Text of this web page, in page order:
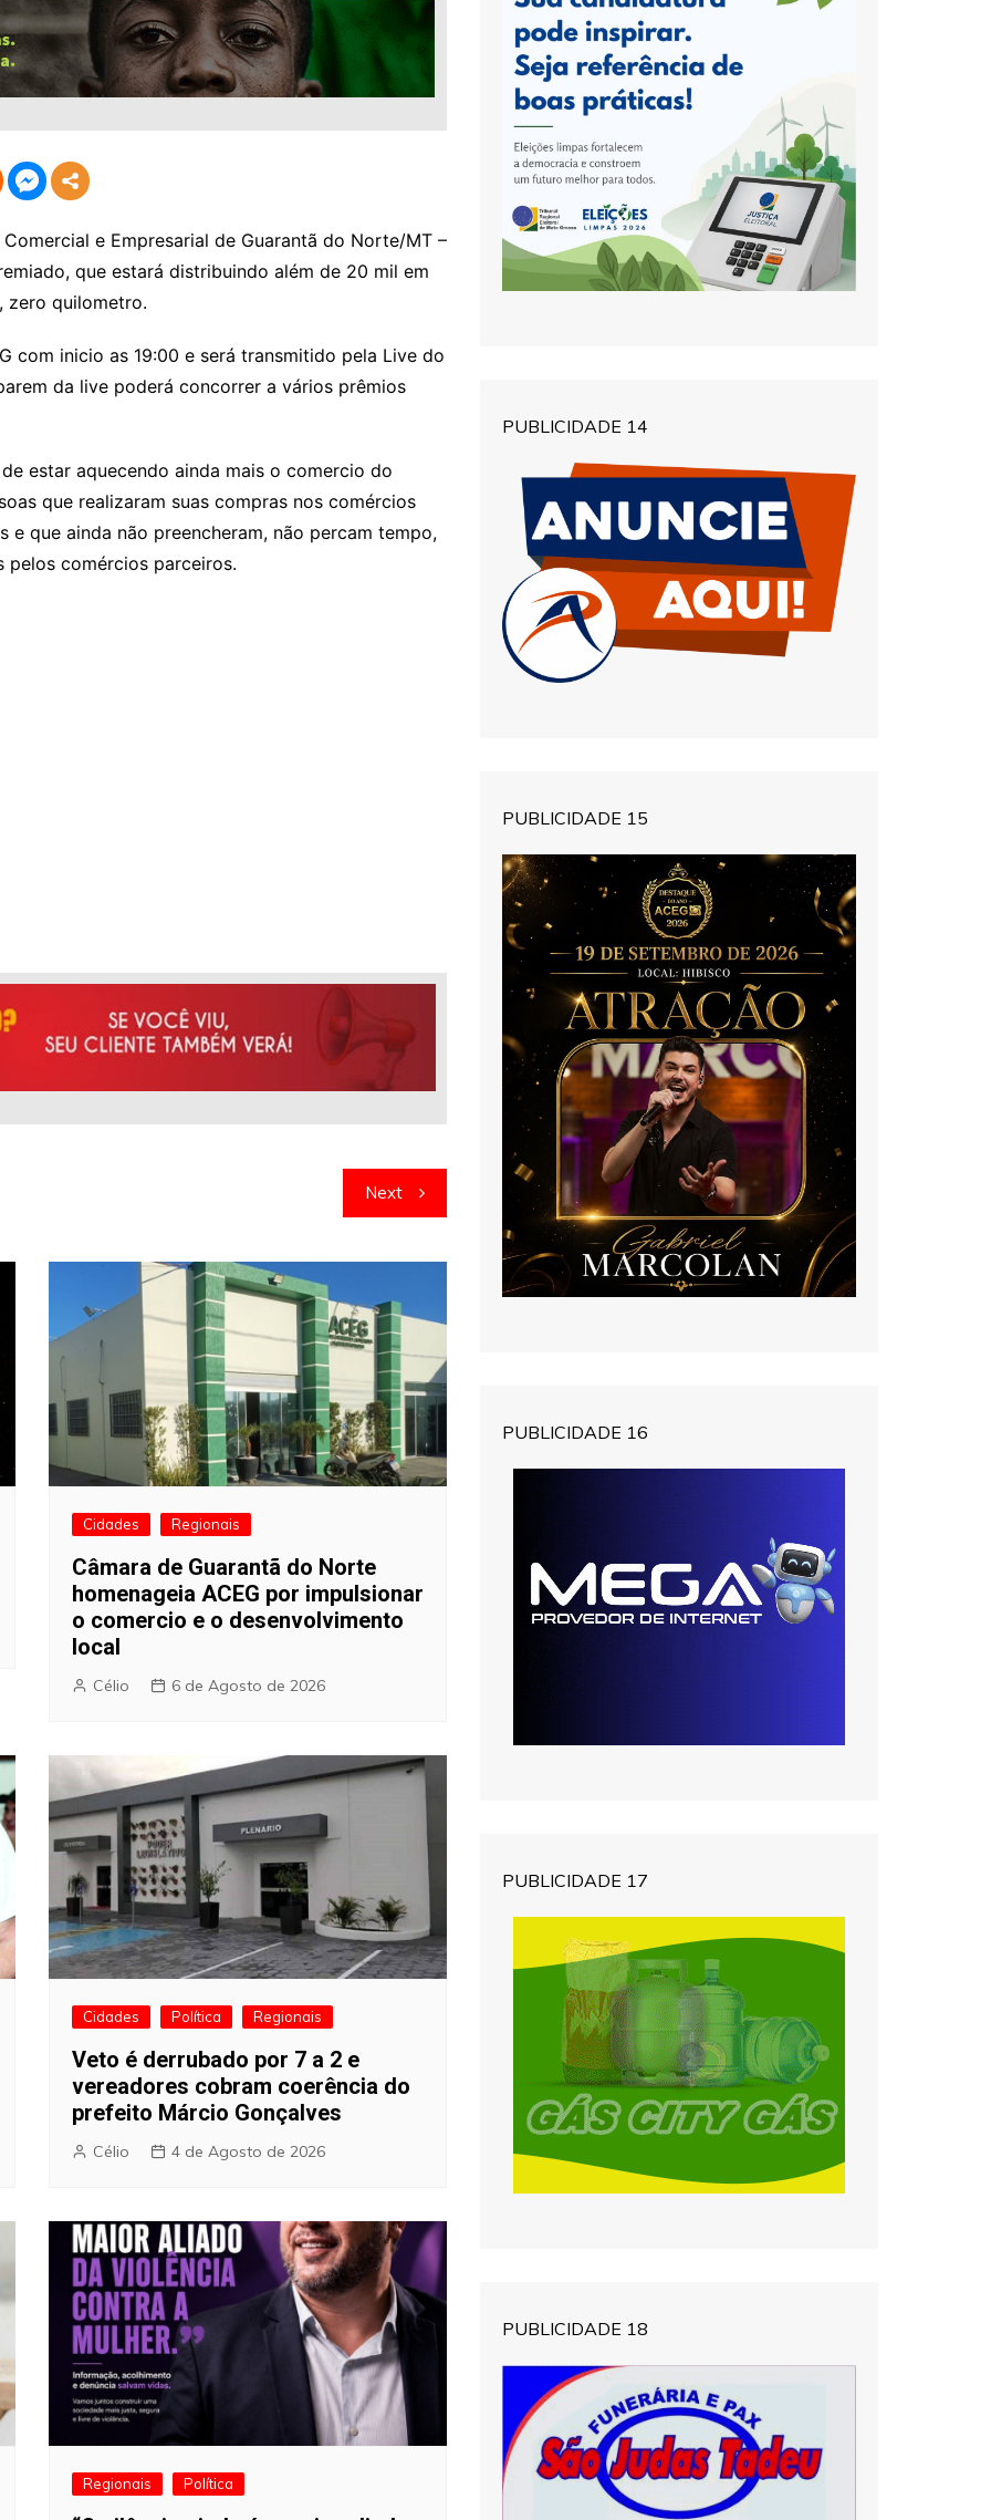
e Empresarial de Guarantã do Norte/MT –
que estará distribuindo além de 20 mil em
zero quilometro.
com inicio as 19:00 e será transmitido pela Live do
da live poderá concorrer a vários prêmios
estar aquecendo ainda mais o comercio do
que realizaram suas compras nos comércios
e que ainda não preencheram, não percam tempo,
pelos comércios parceiros.
Next
Cidades Regionais
Câmara de Guarantã do Norte
homenageia ACEG por impulsionar
o comercio e o desenvolvimento
local
Célio 6 de Agosto de 2026
Cidades Política Regionais
Veto é derrubado por 7 a 2 e
vereadores cobram coerência do
prefeito Márcio Gonçalves
Célio 4 de Agosto de 2026
Regionais Política
PUBLICIDADE 14
PUBLICIDADE 15
PUBLICIDADE 16
PUBLICIDADE 17
PUBLICIDADE 18